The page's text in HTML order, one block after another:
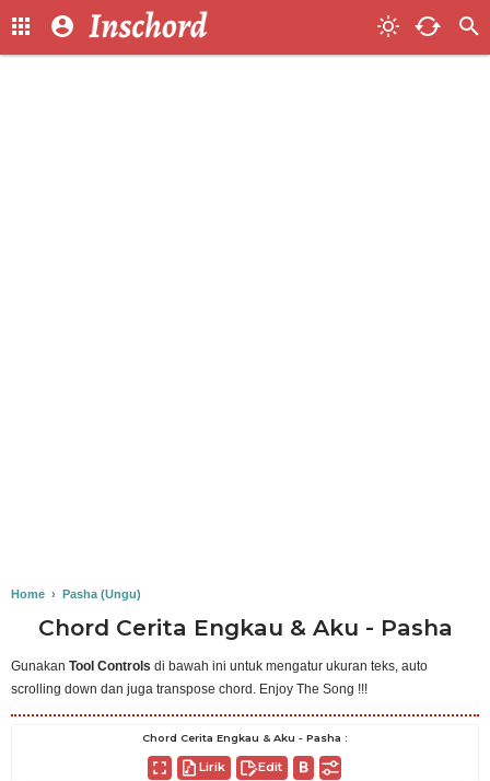
Home › Pasha (Ungu)
Chord Cerita Engkau & Aku - Pasha
Gunakan Tool Controls di bawah ini untuk mengatur ukuran teks, auto
scrolling down dan juga transpose chord. Enjoy The Song !!!
Chord Cerita Engkau & Aku - Pasha :
Lirik Edit